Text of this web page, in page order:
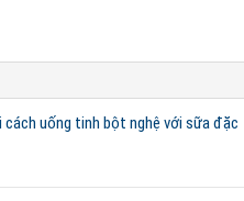
cách uống tinh bột nghệ với sữa đặc